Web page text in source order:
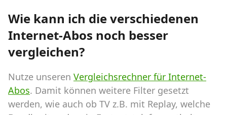
Wie kann ich die verschiedenen
Internet-Abos noch besser
vergleichen?
Nutze unseren Vergleichsrechner für Internet-
Abos. Damit können weitere Filter gesetzt
werden, wie auch ob TV z.B. mit Replay, welche